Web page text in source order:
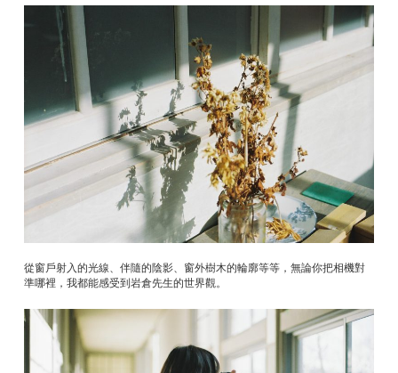
從窗戶射入的光線、伴隨的陰影、窗外樹木的輪廓等等，無論你把相機對
準哪裡，我都能感受到岩倉先生的世界觀。